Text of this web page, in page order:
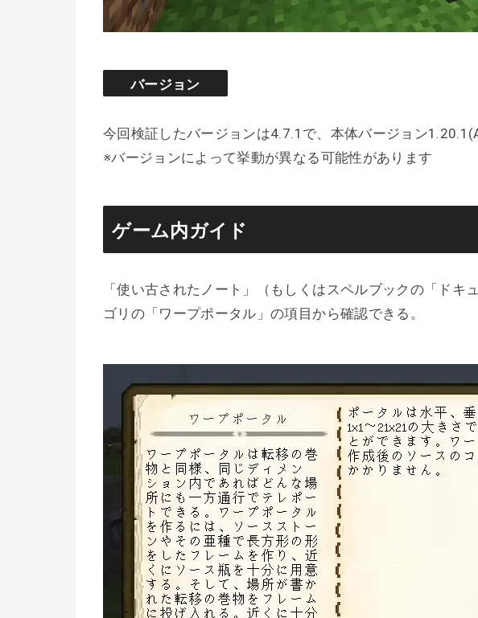
バージョン
今回検証したバージョンは4.7.1で、本体バージョン
※バージョンによって挙動が異なる可能性があります
ゲーム内ガイド
「使い古されたノート」（もしくはスペルブックの「ドキ
ゴリの「ワープポータル」の項目から確認できる。